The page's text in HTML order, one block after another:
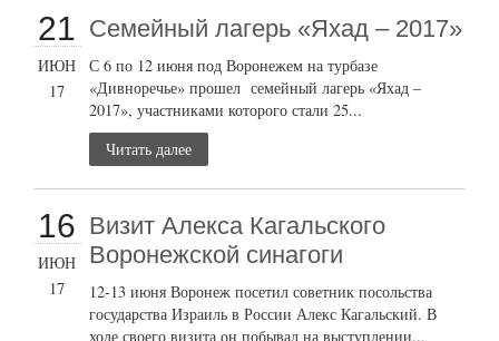
21
ИЮН
17
Семейный лагерь «Яхад – 2017»
С 6 по 12 июня под Воронежем на турбазе
«Дивноречье» прошел семейный лагерь «Яхад –
2017», участниками которого стали 25...
Читать далее
16
ИЮН
17
Визит Алекса Кагальского
Воронежской синагоги
12-13 июня Воронеж посетил советник посольства
государства Израиль в России Алекс Кагальский. В
ходе своего визита он побывал на выступлении...